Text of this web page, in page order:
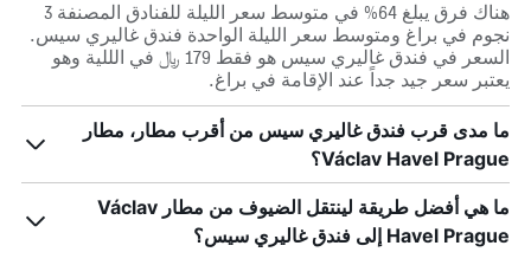
هناك فرق يبلغ 64% في متوسط ​​سعر الليلة للفنادق المصنفة 3
نجوم في براغ ومتوسط ​​سعر الليلة الواحدة فندق غاليري سيس.
السعر في فندق غاليري سيس هو فقط 179 ﷼ في الللية وهو
يعتبر سعر جيد جداً عند الإقامة في براغ.
ما مدى قرب فندق غاليري سيس من أقرب مطار، مطار
Václav Havel Prague؟
ما هي أفضل طريقة لينتقل الضيوف من مطار Václav
Havel Prague إلى فندق غاليري سيس؟